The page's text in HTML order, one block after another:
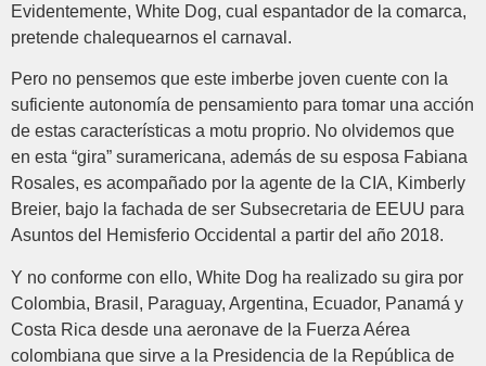
Evidentemente, White Dog, cual espantador de la comarca,
pretende chalequearnos el carnaval.
Pero no pensemos que este imberbe joven cuente con la
suficiente autonomía de pensamiento para tomar una acción
de estas características a motu proprio. No olvidemos que
en esta “gira” suramericana, además de su esposa Fabiana
Rosales, es acompañado por la agente de la CIA, Kimberly
Breier, bajo la fachada de ser Subsecretaria de EEUU para
Asuntos del Hemisferio Occidental a partir del año 2018.
Y no conforme con ello, White Dog ha realizado su gira por
Colombia, Brasil, Paraguay, Argentina, Ecuador, Panamá y
Costa Rica desde una aeronave de la Fuerza Aérea
colombiana que sirve a la Presidencia de la República de